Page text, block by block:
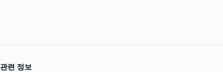
관련 정보